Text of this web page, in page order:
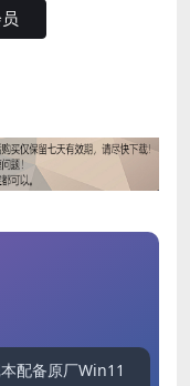
配备原厂Win11